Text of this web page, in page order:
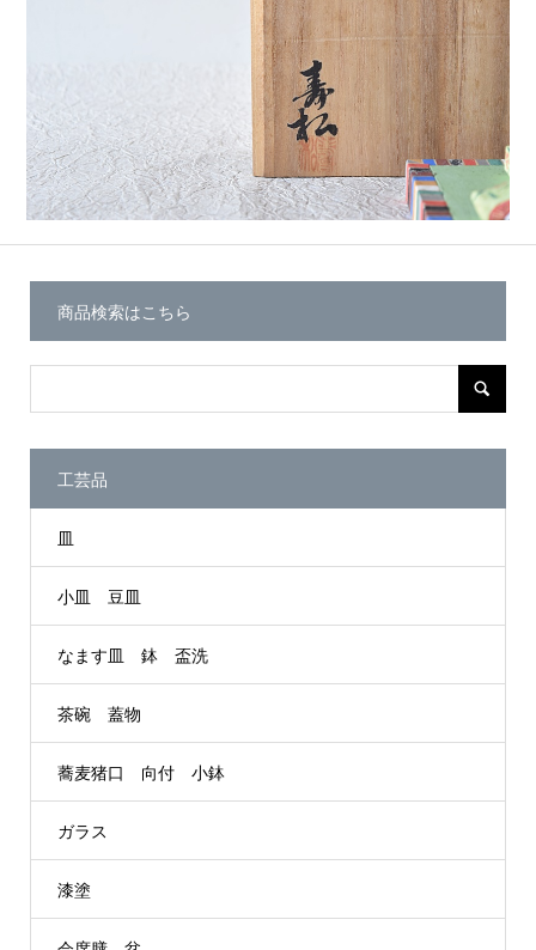
商品検索はこちら
工芸品
皿
小皿 豆皿
なます皿 鉢 盃洗
茶碗 蓋物
蕎麦猪口 向付 小鉢
ガラス
漆塗